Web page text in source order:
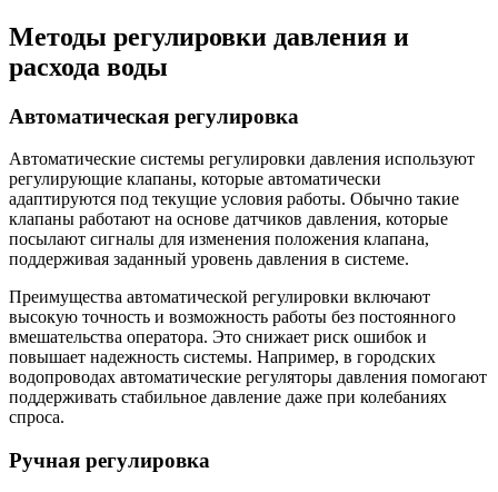
Методы регулировки давления и
расхода воды
Автоматическая регулировка
Автоматические системы регулировки давления используют
регулирующие клапаны, которые автоматически
адаптируются под текущие условия работы. Обычно такие
клапаны работают на основе датчиков давления, которые
посылают сигналы для изменения положения клапана,
поддерживая заданный уровень давления в системе.
Преимущества автоматической регулировки включают
высокую точность и возможность работы без постоянного
вмешательства оператора. Это снижает риск ошибок и
повышает надежность системы. Например, в городских
водопроводах автоматические регуляторы давления помогают
поддерживать стабильное давление даже при колебаниях
спроса.
Ручная регулировка